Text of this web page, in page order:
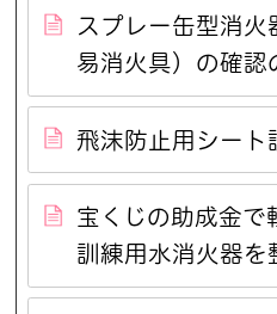
スプレー缶型消火
易消火具）の確認
飛沫防止用シート
宝くじの助成金で
訓練用水消火器を